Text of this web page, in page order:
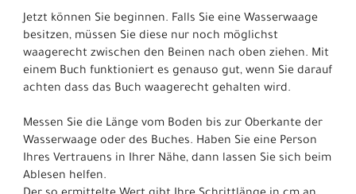
Jetzt können Sie beginnen. Falls Sie eine Wasserwaage
besitzen, müssen Sie diese nur noch möglichst
waagerecht zwischen den Beinen nach oben ziehen. Mit
einem Buch funktioniert es genauso gut, wenn Sie darauf
achten dass das Buch waagerecht gehalten wird.
Messen Sie die Länge vom Boden bis zur Oberkante der
Wasserwaage oder des Buches. Haben Sie eine Person
Ihres Vertrauens in Ihrer Nähe, dann lassen Sie sich beim
Ablesen helfen.